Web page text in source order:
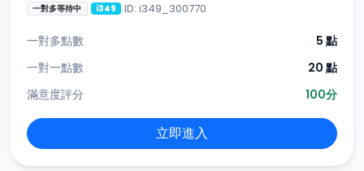
一對多等待中 i349 ID: i349_300770
一對多點數
5 點
一對一點數
20 點
滿意度評分
100分
立即進入